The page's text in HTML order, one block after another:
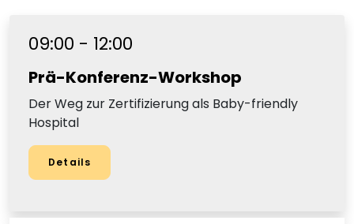
09:00 - 12:00
Prä-Konferenz-Workshop
Der Weg zur Zertifizierung als Baby-friendly
Hospital
Details